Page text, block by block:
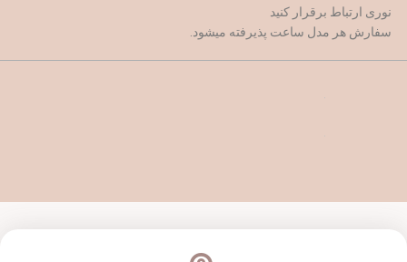
نوری ارتباط برقرار کنید
سفارش هر مدل ساعت پذیرفته میشود.